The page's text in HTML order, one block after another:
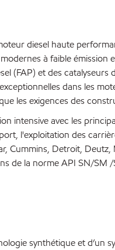
diesel haute
à faible
(FAP) et des
dans les
les exigences des
intensive avec les
l'exploitation des
Cummins, Detroit,
de la norme API SN/
synthétique et